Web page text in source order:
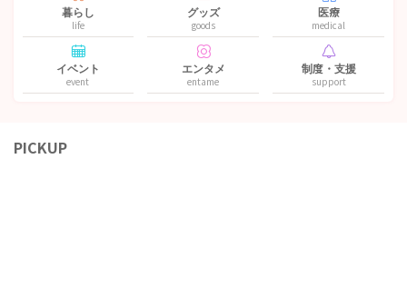
暮らし
life
グッズ
goods
医療
medical
イベント
event
エンタメ
entame
制度・支援
support
PICKUP